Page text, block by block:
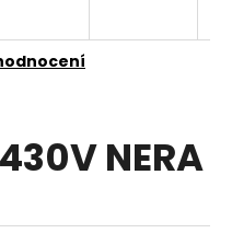
NERA